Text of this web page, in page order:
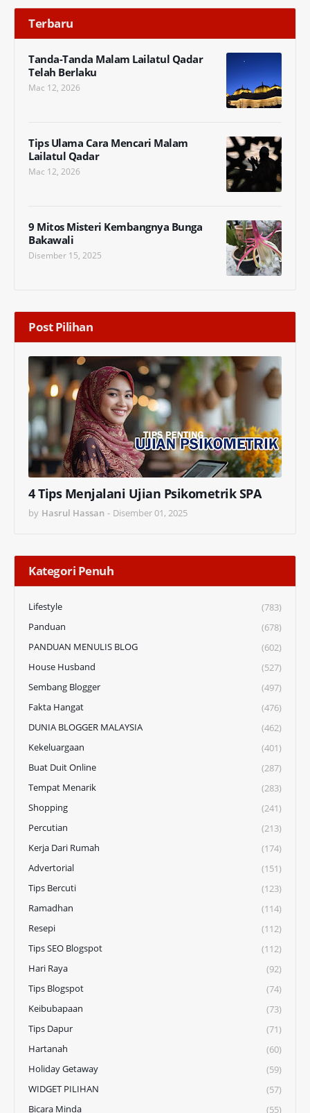
Terbaru
Tanda-Tanda Malam Lailatul Qadar
Telah Berlaku
Mac 12, 2026
Tips Ulama Cara Mencari Malam
Lailatul Qadar
Mac 12, 2026
9 Mitos Misteri Kembangnya Bunga
Bakawali
Disember 15, 2025
Post Pilihan
4 Tips Menjalani Ujian Psikometrik SPA
by Hasrul Hassan - Disember 01, 2025
Kategori Penuh
Lifestyle
(783)
Panduan
(678)
PANDUAN MENULIS BLOG
(602)
House Husband
(527)
Sembang Blogger
(497)
Fakta Hangat
(476)
DUNIA BLOGGER MALAYSIA
(462)
Kekeluargaan
(401)
Buat Duit Online
(287)
Tempat Menarik
(283)
Shopping
(241)
Percutian
(213)
Kerja Dari Rumah
(174)
Advertorial
(151)
Tips Bercuti
(123)
Ramadhan
(114)
Resepi
(112)
Tips SEO Blogspot
(112)
Hari Raya
(92)
Tips Blogspot
(74)
Keibubapaan
(73)
Tips Dapur
(71)
Hartanah
(60)
Holiday Getaway
(59)
WIDGET PILIHAN
(57)
Bicara Minda
(55)